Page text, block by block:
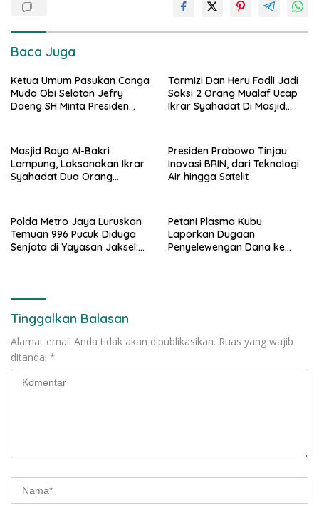
Baca Juga
Ketua Umum Pasukan Canga
Muda Obi Selatan Jefry
Daeng SH Minta Presiden
Berdampak, Cabut Saja”
Tarmizi Dan Heru Fadli Jadi
Saksi 2 Orang Mualaf Ucap
Ikrar Syahadat Di Masjid
Masjid Raya Al-Bakri
Lampung, Laksanakan Ikrar
Syahadat Dua Orang
Presiden Prabowo Tinjau
Inovasi BRIN, dari Teknologi
Air hingga Satelit
Polda Metro Jaya Luruskan
Temuan 996 Pucuk Diduga
Senjata di Yayasan Jaksel:
Petani Plasma Kubu
Laporkan Dugaan
Penyelewengan Dana ke
Tinggalkan Balasan
Alamat email Anda tidak akan dipublikasikan. Ruas yang wajib
ditandai *